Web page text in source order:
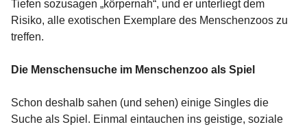
Tiefen sozusagen „körpernah“, und er unterliegt dem
Risiko, alle exotischen Exemplare des Menschenzoos zu
treffen.
Die Menschensuche im Menschenzoo als Spiel
Schon deshalb sahen (und sehen) einige Singles die
Suche als Spiel. Einmal eintauchen ins geistige, soziale